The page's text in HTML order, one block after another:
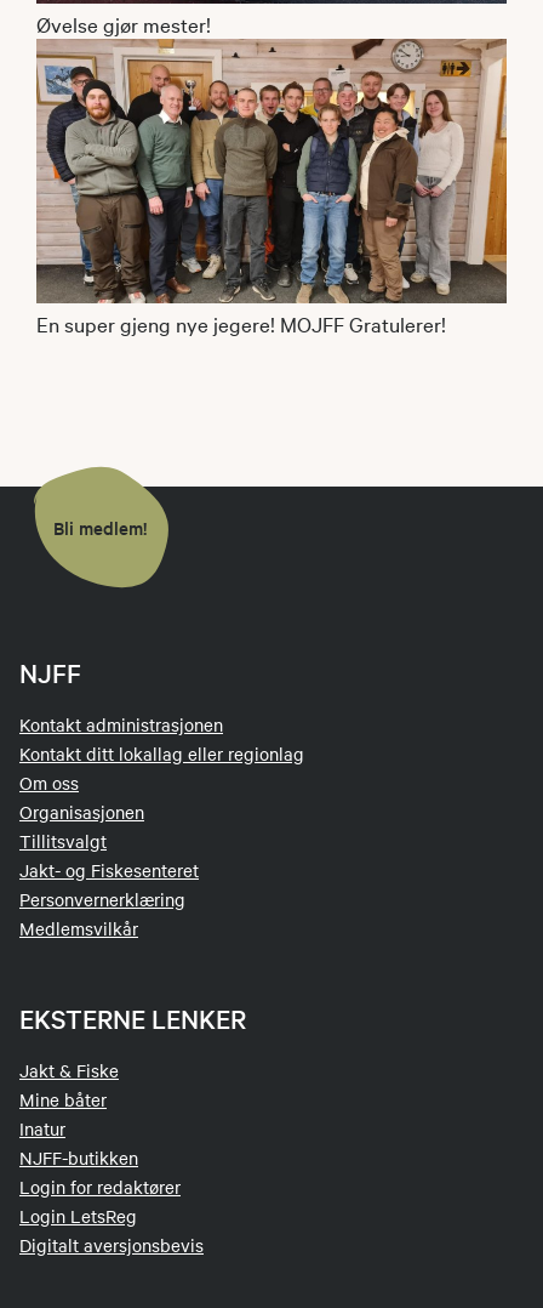
Øvelse gjør mester!
En super gjeng nye jegere! MOJFF Gratulerer!
Bli medlem!
NJFF
Kontakt administrasjonen
Kontakt ditt lokallag eller regionlag
Om oss
Organisasjonen
Tillitsvalgt
Jakt- og Fiskesenteret
Personvernerklæring
Medlemsvilkår
EKSTERNE LENKER
Jakt & Fiske
Mine båter
Inatur
NJFF-butikken
Login for redaktører
Login LetsReg
Digitalt aversjonsbevis